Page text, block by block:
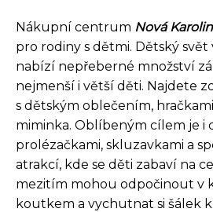
Nákupní centrum Nová
pro rodiny s dětmi. Dětský svět
nabízí nepřeberné množství
nejmenší i větší děti. Najdete
s dětským oblečením,
miminka. Oblíbeným cílem je i
prolézačkami, skluzavkami a
atrakcí, kde se děti zabaví na
mezitím mohou odpočinout v
koutkem a vychutnat si šálek